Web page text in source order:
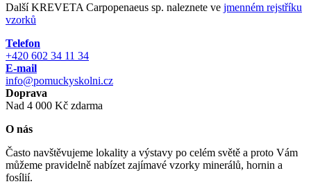
Další KREVETA Carpopenaeus sp. naleznete ve jmenném rejstříku
vzorků
Telefon
+420 602 34 11 34
E-mail
info@pomuckyskolni.cz
Doprava
Nad 4 000 Kč zdarma
O nás
Často navštěvujeme lokality a výstavy po celém světě a proto Vám
můžeme pravidelně nabízet zajímavé vzorky minerálů, hornin a
fosílií.